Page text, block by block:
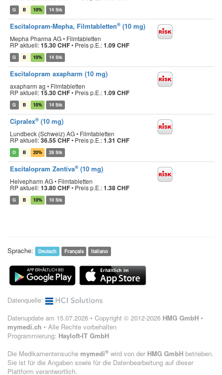
G B 10% 14 Stk
Escitalopram-Mepha, Filmtabletten® (10 mg)
Mepha Pharma AG • Filmtabletten
RP aktuell:15.30 CHF• Preis p.E.:1.09 CHF
G B 10% 14 Stk
Escitalopram axapharm (10 mg)
axapharm ag • Filmtabletten
RP aktuell:15.30 CHF• Preis p.E.:1.09 CHF
G B 10% 14 Stk
Cipralex® (10 mg)
Lundbeck (Schweiz) AG • Filmtabletten
RP aktuell:36.55 CHF• Preis p.E.:1.31 CHF
O B 20% 28 Stk
Escitalopram Zentiva® (10 mg)
Helvepharm AG • Filmtabletten
RP aktuell:13.80 CHF• Preis p.E.:1.38 CHF
G B 10% 10 Stk
Sprache: Deutsch Français Italiano
Datenquelle:
Datenupdate am 15.07.2026 • Copyright © 2012-2026 HMG GmbH •
mymedi.ch • Alle Rechte vorbehalten
Programmierung: Hayloft-IT GmbH
Die Medikamentensuche mymedi® wird von der HMG GmbH betrieben.
Sie ist für die Angaben sowie für die Datenbearbeitung auf dieser
Plattform verantwortlich.